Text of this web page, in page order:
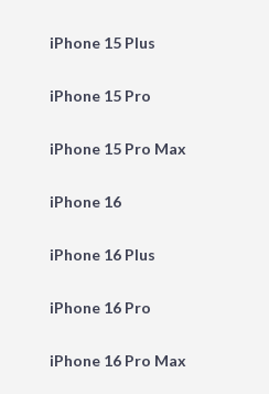
iPhone 15 Plus
iPhone 15 Pro
iPhone 15 Pro Max
iPhone 16
iPhone 16 Plus
iPhone 16 Pro
iPhone 16 Pro Max